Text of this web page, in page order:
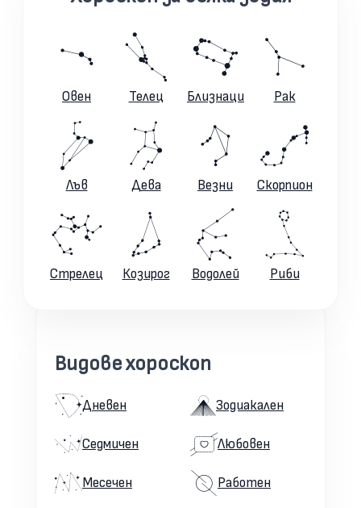
Овен Телец Близнаци Рак
Лъв Дева Везни Скорпион
Стрелец Козирог Водолей Риби
Видове хороскоп
Дневен
Седмичен
Месечен
Зодиакален
Любовен
Работен